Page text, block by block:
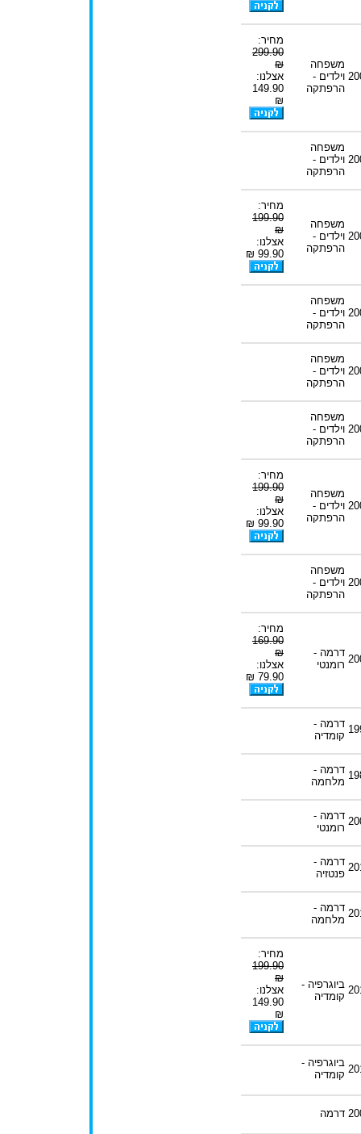
משפחה
וילדים -
הרפתקה
מחיר:
299.90
₪
אצלנו:
149.90
₪
משפחה
וילדים -
הרפתקה
משפחה
וילדים -
הרפתקה
מחיר:
199.90
₪
אצלנו:
99.90 ₪
משפחה
וילדים -
הרפתקה
משפחה
וילדים -
הרפתקה
משפחה
וילדים -
הרפתקה
משפחה
וילדים -
הרפתקה
מחיר:
199.90
₪
אצלנו:
99.90 ₪
משפחה
וילדים -
הרפתקה
דרמה -
רומנטי
מחיר:
169.90
₪
אצלנו:
79.90 ₪
דרמה -
קומדיה
דרמה -
מלחמה
דרמה -
רומנטי
דרמה -
פנטזיה
דרמה -
מלחמה
ביוגרפיה -
קומדיה
מחיר:
199.90
₪
אצלנו:
149.90
₪
ביוגרפיה -
קומדיה
דרמה